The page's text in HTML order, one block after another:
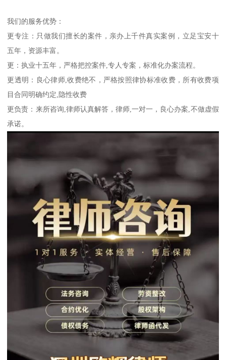
我们的服务优势：
更专注：只做我们擅长的案件，亲办上千件真实案例，立足宝安十
五年，资源丰富。
更：执业十五年，严格把控案件,专人专案，标准化办案流程。
更透明：良心律师,收费绝不，严格按照律协标准收费，所有收费项
目合同明确约定,隐性收费
更负责：来所咨询,律师认真解答，律师,一对一，良心办案,不做虚假
承诺。